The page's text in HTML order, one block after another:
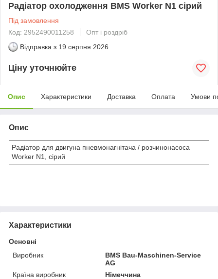
Радіатор охолодження BMS Worker N1 сірий
Під замовлення
Код: 2952490011258
Опт і роздріб
Відправка з 19 серпня 2026
Ціну уточнюйте
Опис Характеристики Доставка Оплата Умови
Опис
Радіатор для двигуна пневмонагнітача / розчинонасоса
Worker N1, сірий
Характеристики
Основні
Виробник
BMS Bau-Maschinen-Service
AG
Країна виробник
Німеччина